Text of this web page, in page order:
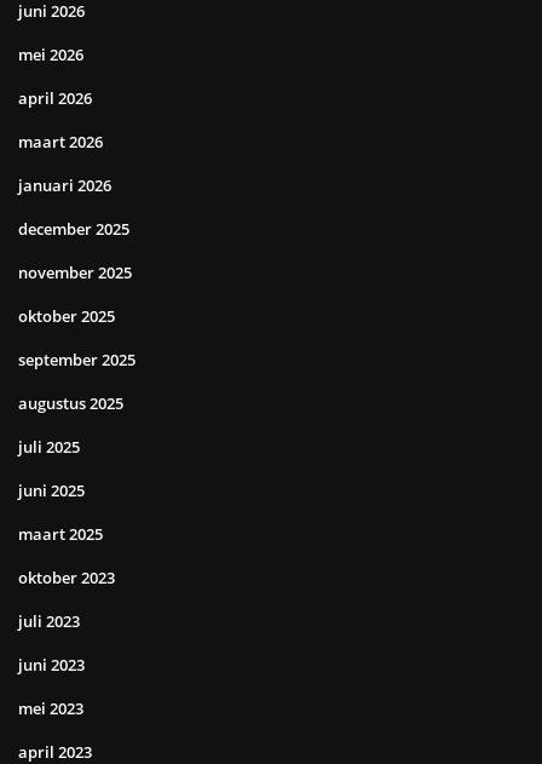
juni 2026
mei 2026
april 2026
maart 2026
januari 2026
december 2025
november 2025
oktober 2025
september 2025
augustus 2025
juli 2025
juni 2025
maart 2025
oktober 2023
juli 2023
juni 2023
mei 2023
april 2023